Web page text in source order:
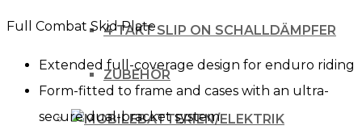
4 TAKT SLIP ON SCHALLDÄMPFER
ZUBEHÖR
BATTERIEN/ELEKTRIK
Full Combat Skid Plate
Extended full-coverage design for enduro riding
Form-fitted to frame and cases with an ultra-
secure dual-bracket system